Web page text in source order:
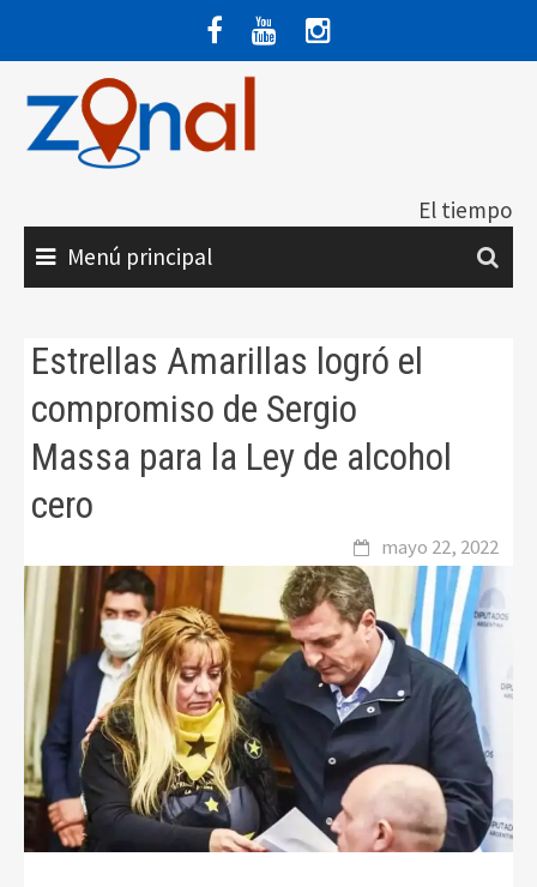
contenido
El tiempo
Menú principal
Estrellas Amarillas logró el
compromiso de Sergio
Massa para la Ley de alcohol
cero
mayo 22, 2022